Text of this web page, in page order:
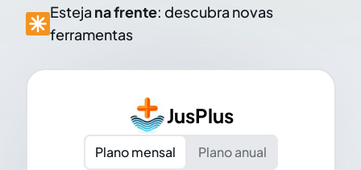
Esteja na frente: descubra novas
ferramentas
JusPlus
Plano mensal
Plano anual